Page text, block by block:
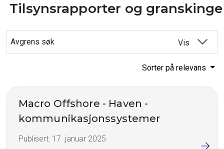
Tilsynsrapporter og
Avgrens søk Vis
Sorter på relevans
Macro Offshore - Haven -
kommunikasjonssystemer
Publisert: 17. januar 2025